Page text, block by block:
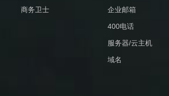
商务卫士 企业邮箱
400电话
服务器/云主机
域名